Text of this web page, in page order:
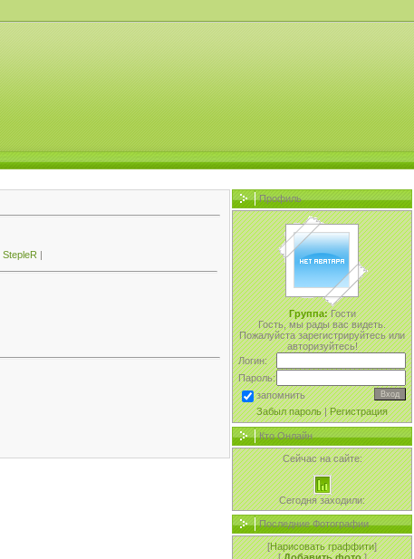
StepleR |
Профиль
Группа:Гости
Гость, мы рады вас видеть.
Пожалуйста зарегистрируйтесь или
авторизуйтесь!
Логин:
Пароль:
запомнить
Забыл пароль|Регистрация
Кто Онлайн
Сейчас на сайте:
Сегодня заходили:
Последние Фотографии
[Нарисовать граффити]